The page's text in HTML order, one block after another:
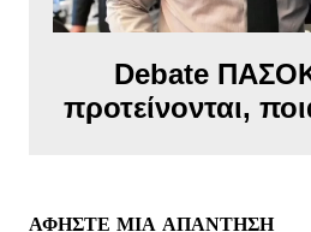
Debate
προτείνονται,
ΑΦΗΣΤΕ ΜΙΑ ΑΠΑΝΤΗΣΗ